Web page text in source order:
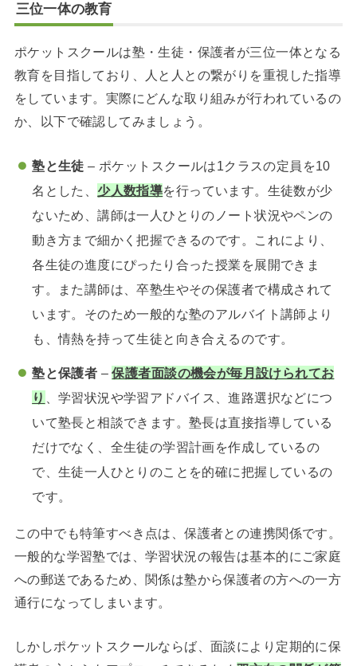
三位一体の教育
ポケットスクールは塾・生徒・保護者が三位一体となる
教育を目指しており、人と人との繋がりを重視した指導
をしています。実際にどんな取り組みが行われているの
か、以下で確認してみましょう。
塾と生徒 – ポケットスクールは1クラスの定員を10
名とした、 少人数指導を行っています。生徒数が少
ないため、講師は一人ひとりのノート状況やペンの
動き方まで細かく把握できるのです。これにより、
各生徒の進度にぴったり合った授業を展開できま
す。また講師は、卒塾生やその保護者で構成されて
います。そのため一般的な塾のアルバイト講師より
も、情熱を持って生徒と向き合えるのです。
塾と保護者 –保護者面談の機会が毎月設けられてお
り
、学習状況や学習アドバイス、進路選択などにつ
いて塾長と相談できます。塾長は直接指導している
だけでなく、全生徒の学習計画を作成しているの
で、生徒一人ひとりのことを的確に把握しているの
です。
この中でも特筆すべき点は、保護者との連携関係です。
一般的な学習塾では、学習状況の報告は基本的にご家庭
への郵送であるため、関係は塾から保護者の方への一方
通行になってしまいます。
しかしポケットスクールならば、面談により定期的に保